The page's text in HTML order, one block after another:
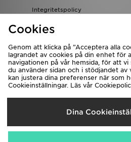
Integritetspolicy
JD-bloggen
Levererar
Sverige
Cookies
Genom att klicka på ”Acceptera alla
lagrandet av cookies på din enhet för
navigationen på vår hemsida, för att vi
du använder sidan och i stödjandet av
kan justera dina preferenser när som
Cookieinställningar. Läs vår
Dina